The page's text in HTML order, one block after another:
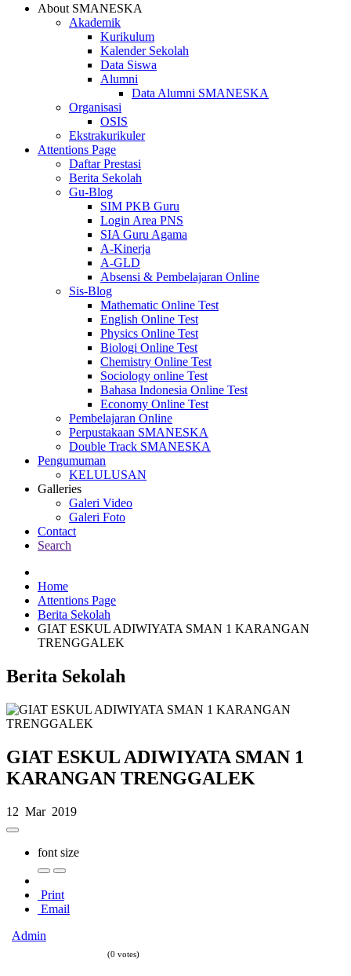
About SMANESKA
Akademik
Kurikulum
Kalender Sekolah
Data Siswa
Alumni
Data Alumni SMANESKA
Organisasi
OSIS
Ekstrakurikuler
Attentions Page
Daftar Prestasi
Berita Sekolah
Gu-Blog
SIM PKB Guru
Login Area PNS
SIA Guru Agama
A-Kinerja
A-GLD
Absensi & Pembelajaran Online
Sis-Blog
Mathematic Online Test
English Online Test
Physics Online Test
Biologi Online Test
Chemistry Online Test
Sociology online Test
Bahasa Indonesia Online Test
Economy Online Test
Pembelajaran Online
Perpustakaan SMANESKA
Double Track SMANESKA
Pengumuman
KELULUSAN
Galleries
Galeri Video
Galeri Foto
Contact
Search
Home
Attentions Page
Berita Sekolah
GIAT ESKUL ADIWIYATA SMAN 1 KARANGAN
TRENGGALEK
Berita Sekolah
GIAT ESKUL ADIWIYATA SMAN 1
KARANGAN TRENGGALEK
12 Mar 2019
font size
Print
Email
Admin
(0 votes)